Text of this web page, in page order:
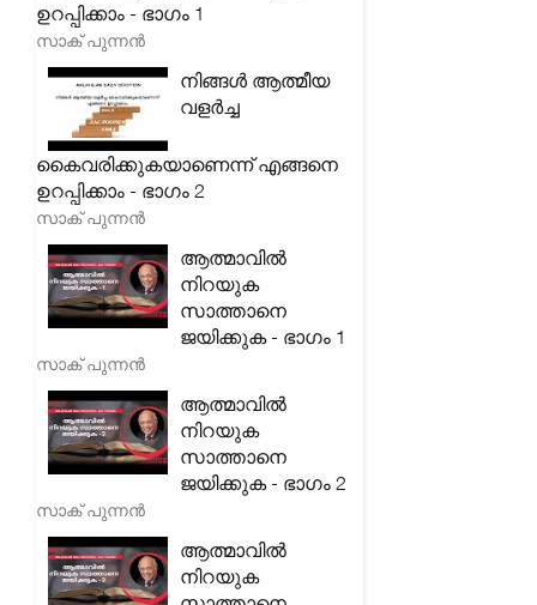
ഉറപ്പിക്കാം - ഭാഗം 1
സാക് പുന്നൻ
നിങ്ങൾ ആത്മീയ
വളർച്ച
കൈവരിക്കുകയാണെന്ന് എങ്ങനെ
ഉറപ്പിക്കാം - ഭാഗം 2
സാക് പുന്നൻ
ആത്മാവിൽ
നിറയുക
സാത്താനെ
ജയിക്കുക - ഭാഗം 1
സാക് പുന്നൻ
ആത്മാവിൽ
നിറയുക
സാത്താനെ
ജയിക്കുക - ഭാഗം 2
സാക് പുന്നൻ
ആത്മാവിൽ
നിറയുക